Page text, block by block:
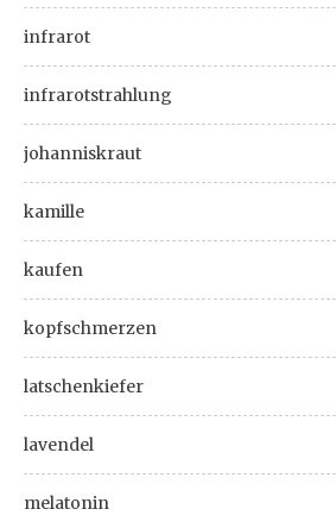
infrarot
infrarotstrahlung
johanniskraut
kamille
kaufen
kopfschmerzen
latschenkiefer
lavendel
melatonin